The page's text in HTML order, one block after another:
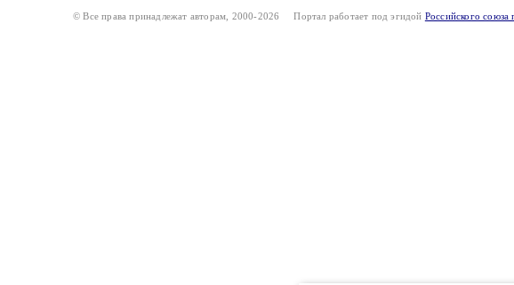
© Все права принадлежат авторам, 2000-2026 Портал работает под эгидой Российского союза